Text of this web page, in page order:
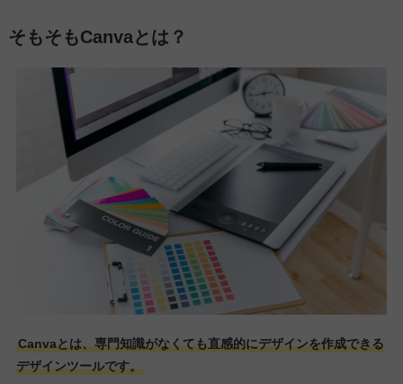
そもそもCanvaとは？
Canvaとは、専門知識がなくても直感的にデザインを作成できる
デザインツールです。